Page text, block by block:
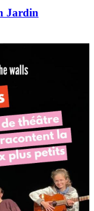
Jardin